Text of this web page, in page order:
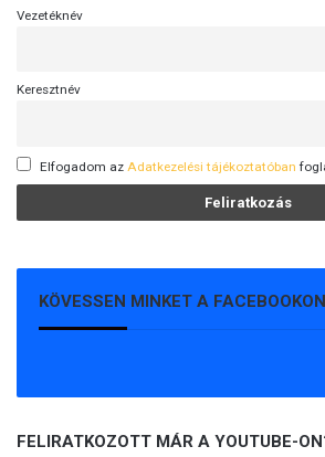
Vezetéknév
Keresztnév
Elfogadom az Adatkezelési tájékoztatóban
KÖVESSEN MINKET A FACEBOOKON
FELIRATKOZOTT MÁR A YOUTUBE-